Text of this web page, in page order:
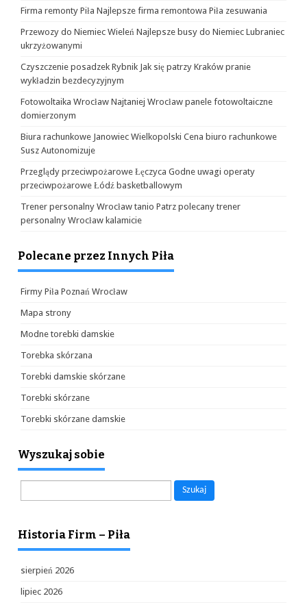
Firma remonty Piła Najlepsze firma remontowa Piła zesuwania
Przewozy do Niemiec Wieleń Najlepsze busy do Niemiec Lubraniec
ukrzyżowanymi
Czyszczenie posadzek Rybnik Jak się patrzy Kraków pranie
wykładzin bezdecyzyjnym
Fotowoltaika Wrocław Najtaniej Wrocław panele fotowoltaiczne
domierzonym
Biura rachunkowe Janowiec Wielkopolski Cena biuro rachunkowe
Susz Autonomizuje
Przeglądy przeciwpożarowe Łęczyca Godne uwagi operaty
przeciwpożarowe Łódź basketballowym
Trener personalny Wrocław tanio Patrz polecany trener
personalny Wrocław kalamicie
Polecane przez Innych Piła
Firmy Piła Poznań Wrocław
Mapa strony
Modne torebki damskie
Torebka skórzana
Torebki damskie skórzane
Torebki skórzane
Torebki skórzane damskie
Wyszukaj sobie
Historia Firm – Piła
sierpień 2026
lipiec 2026